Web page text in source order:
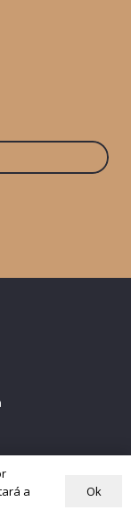
2026
a
Ok